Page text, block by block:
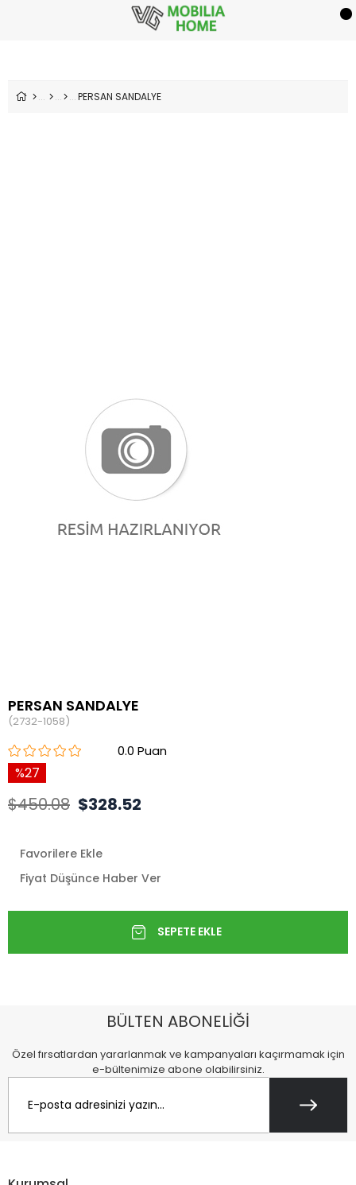
PERSAN SANDALYE
PERSAN SANDALYE
(2732-1058)
0.0
27
$450.08 $328.52
Favorilere Ekle
Fiyat Düşünce Haber Ver
BÜLTEN ABONELİĞİ
Özel fırsatlardan yararlanmak ve kampanyaları kaçırmamak için
e-bültenimize abone olabilirsiniz.